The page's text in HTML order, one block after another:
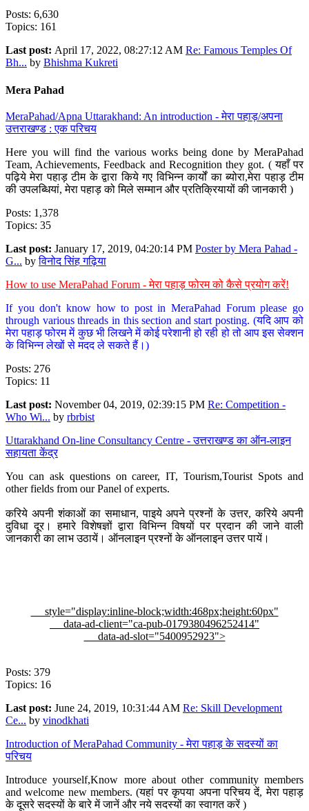
Posts: 6,630
Topics: 161
Last post: April 17, 2022, 08:27:12 AM Re: Famous Temples Of
Bh... by Bhishma Kukreti
Mera Pahad
MeraPahad/Apna Uttarakhand: An introduction - मेरा पहाड़/अपना
उत्तराखण्ड : एक परिचय
Here you will find the various works being done by MeraPahad
Team, Achievements, Feedback and Recognition they got. ( यहाँ पर
पढ़िये मेरा पहाड़ टीम के द्वारा किये गए विभिन्न कार्यों का ब्योरा,मेरा पहाड़ टीम
की उपलब्धियां, मेरा पहाड़ को मिले सम्मान और प्रतिक्रियायों की जानकारी )
Posts: 1,378
Topics: 35
Last post: January 17, 2019, 04:20:14 PM Poster by Mera Pahad -
G... byविनोद सिंह गढ़िया
How to use MeraPahad Forum - मेरा पहाड़ फोरम को कैसे प्रयोग करें!
If you don't know how to post in MeraPahad Forum please go
through various threads in this section and start posting. (यदि आप को
मेरा पहाड़ फोरम में कुछ भी लिखने में कोई परेशानी हो रही हो तो आप इस सेक्शन
के विभिन्न लेखों से मदद ले सकते हैं।)
Posts: 276
Topics: 11
Last post: November 04, 2019, 02:39:15 PM Re: Competition -
Who Wi... by rbrbist
Uttarakhand On-line Consultancy Centre - उत्तराखण्ड का ऑन-लाइन
सहायता केंद्र
You can ask questions on career, IT, Tourism,Tourist Spots and
other fields from our Panel of experts.
करिये अपनी शंकाओं का समाधान, पाइये अपने प्रश्नों के उत्तर, करिये अपनी
दुविधा दूर। हमारे विशेषज्ञों द्वारा विभिन्न विषयों पर प्रदान की जाने वाली
जानकारी का लाभ उठायें। ऑनलाइन प्रश्नों के ऑनलाइन उत्तर पायें।
style="display:inline-block;width:468px;height:60px"
data-ad-client="ca-pub-0179380496252414"
data-ad-slot="5400952923">
Posts: 379
Topics: 16
Last post: June 24, 2019, 10:31:44 AM Re: Skill Development
Ce... by vinodkhati
Introduction of MeraPahad Community - मेरा पहाड़ के सदस्यों का
परिचय
Introduce yourself,Know more about other community members
and welcome new members. (यहां पर कृपया अपना परिचय दें, मेरा पहाड़
के दूसरे सदस्यों के बारे में जानें और नये सदस्यों का स्वागत करें )